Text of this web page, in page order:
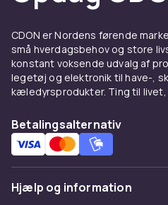
holdbarhed. Du kan
typer hamre, herunder
kuglepenshammere og
finde den, der passer
projekt. Hver hammer er
det bedst mulige greb
arbejdet både lettere og
kunder det bedste udvalg
kvalitetsprodukter på en
CDON er Nordens førende
små hverdagsbehov og store
konstant voksende udvalg af
legetøj og elektronik til have-,
kæledyrsprodukter. Ting til livet,
Betalingsalternativ
Hjælp og information